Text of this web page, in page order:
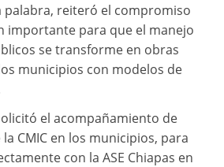
palabra, reiteró el compromiso
importante para que el manejo
se transforme en obras
municipios con modelos de
el acompañamiento de
CMIC en los municipios, para
con la ASE Chiapas en